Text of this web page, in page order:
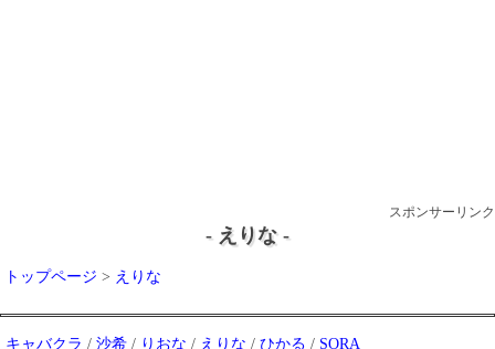
スポンサーリンク
- えりな -
トップページ > えりな
キャバクラ / 沙希 / りおな / えりな / ひかる / SORA